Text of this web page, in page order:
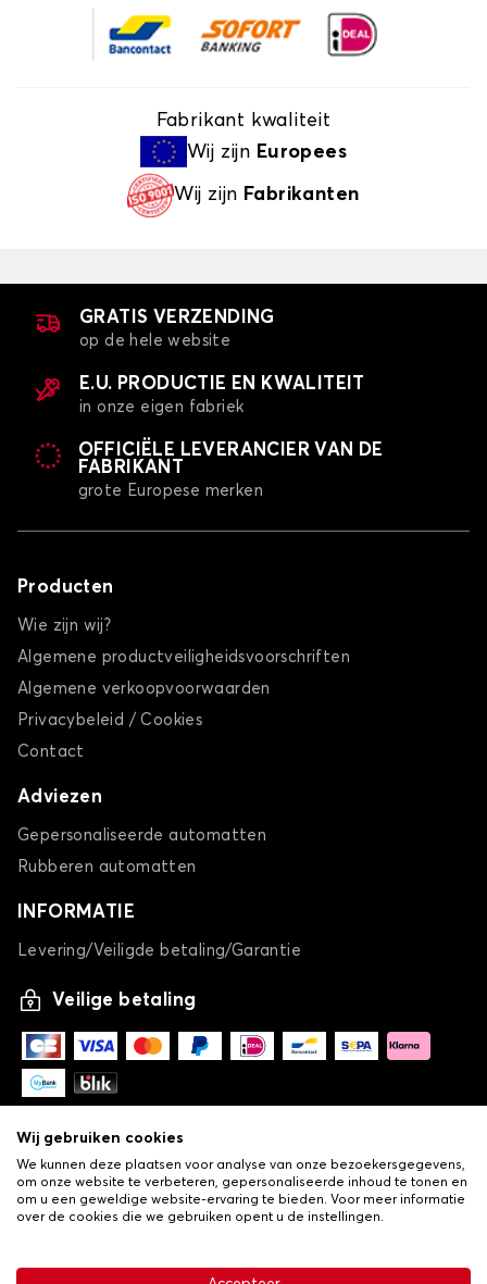
Fabrikant kwaliteit
Wij zijn Europees
Wij zijn Fabrikanten
GRATIS VERZENDING
op de hele website
E.U. PRODUCTIE EN KWALITEIT
in onze eigen fabriek
OFFICIËLE LEVERANCIER VAN DE
FABRIKANT
grote Europese merken
Producten
Wie zijn wij?
Algemene productveiligheidsvoorschriften
Algemene verkoopvoorwaarden
Privacybeleid / Cookies
Contact
Adviezen
Gepersonaliseerde automatten
Rubberen automatten
INFORMATIE
Levering/Veiligde betaling/Garantie
Veilige betaling
Algemene verkoopvoorwaarden•Privacy- en cookiebeleid
Wij gebruiken cookies
We kunnen deze plaatsen voor analyse van onze bezoekersgegevens,
om onze website te verbeteren, gepersonaliseerde inhoud te tonen en
om u een geweldige website-ervaring te bieden. Voor meer informatie
over de cookies die we gebruiken opent u de instellingen.